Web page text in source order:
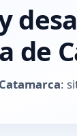
de
: